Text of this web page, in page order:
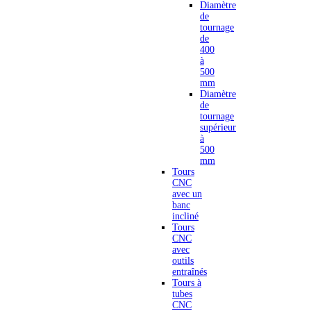
Diamètre
de
tournage
de
400
à
500
mm
Diamètre
de
tournage
supérieur
à
500
mm
Tours
CNC
avec un
banc
incliné
Tours
CNC
avec
outils
entraînés
Tours à
tubes
CNC